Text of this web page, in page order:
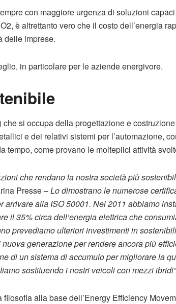
con maggiore urgenza di soluzioni
è altrettanto vero che il costo dell’energia
delle imprese.
in particolare per le aziende energivore.
si occupa della progettazione e
e dei relativi sistemi per l’automazione,
tempo, come provano le molteplici attività
che rendano la nostra società più
Presse –Lo dimostrano le numerose
arrivare alla ISO 50001. Nel 2011 abbiamo
il 35% circa dell’energia elettrica che
prevediamo ulteriori investimenti in
generazione per rendere ancora più
di un sistema di accumulo per migliorare la
sostituendo i nostri veicoli con mezzi ibridi”
alla base dell’Energy Efficiency